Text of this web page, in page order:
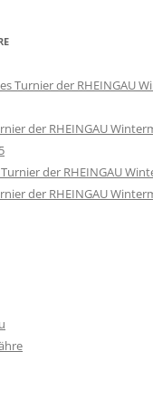
Turnier der RHEINGAU
der RHEINGAU
der RHEINGAU
der RHEINGAU